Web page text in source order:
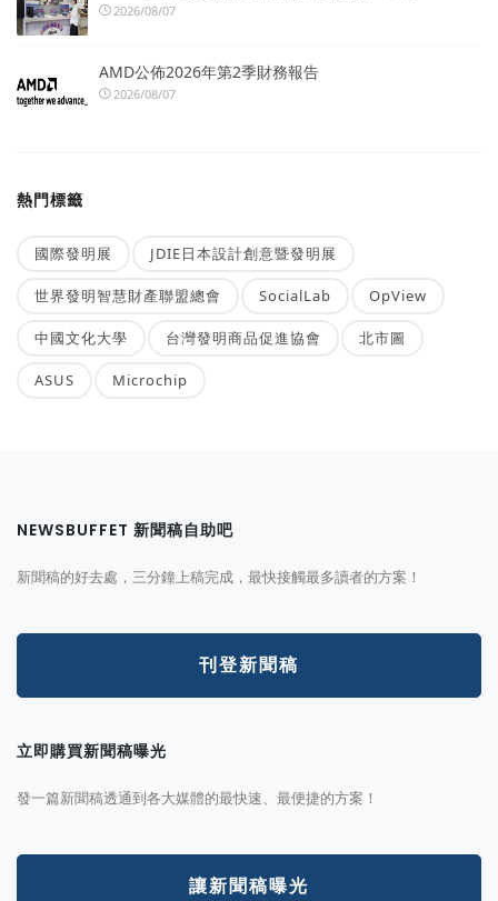
2026/08/07
AMD公佈2026年第2季財務報告
2026/08/07
熱門標籤
國際發明展 JDIE日本設計創意暨發明展
世界發明智慧財產聯盟總會 SocialLab OpView
中國文化大學 台灣發明商品促進協會 北市圖
ASUS Microchip
NEWSBUFFET 新聞稿自助吧
新聞稿的好去處，三分鐘上稿完成，最快接觸最多讀者的方案！
刊登新聞稿
立即購買新聞稿曝光
發一篇新聞稿透通到各大媒體的最快速、最便捷的方案！
讓新聞稿曝光